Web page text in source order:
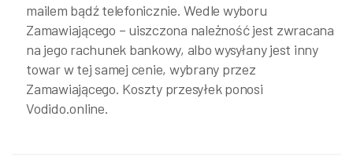
mailem bądź telefonicznie. Wedle wyboru
Zamawiającego – uiszczona należność jest zwracana
na jego rachunek bankowy, albo wysyłany jest inny
towar w tej samej cenie, wybrany przez
Zamawiającego. Koszty przesyłek ponosi
Vodido.online.